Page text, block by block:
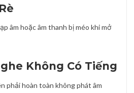
âm hoặc âm thanh bị méo khi mở
Không Có Tiếng
phải hoàn toàn không phát âm